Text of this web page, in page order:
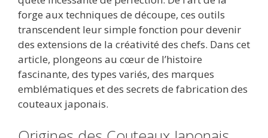
forge aux techniques de découpe, ces outils
transcendent leur simple fonction pour devenir
des extensions de la créativité des chefs. Dans cet
article, plongeons au cœur de l’histoire
fascinante, des types variés, des marques
emblématiques et des secrets de fabrication des
couteaux japonais.